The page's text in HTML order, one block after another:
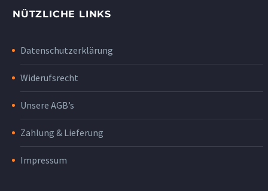
NÜTZLICHE LINKS
Datenschutzerklärung
Widerufsrecht
Unsere AGB’s
Zahlung & Lieferung
Impressum